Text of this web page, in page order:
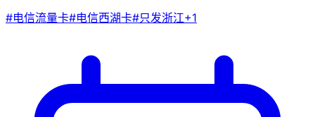
#电信流量卡#电信西湖卡#只发浙江+1